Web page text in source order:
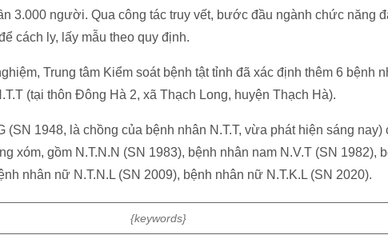
3.000 người. Qua công tác truy vết, bước đầu ngành chức năng
cách ly, lấy mẫu theo quy định.
Trung tâm Kiểm soát bệnh tật tỉnh đã xác định thêm 6 bệnh
(tại thôn Đông Hà 2, xã Thạch Long, huyện Thạch Hà).
(SN 1948, là chồng của bệnh nhân N.T.T, vừa phát hiện sáng nay)
xóm, gồm N.T.N.N (SN 1983), bệnh nhân nam N.V.T (SN 1982),
nhân nữ N.T.N.L (SN 2009), bệnh nhân nữ N.T.K.L (SN 2020).